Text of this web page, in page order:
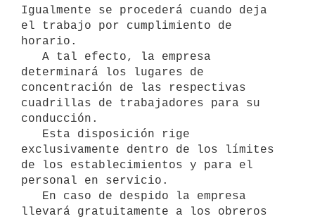
Igualmente se procederá cuando deja
el trabajo por cumplimiento de
horario.
determinará los lugares de
concentración de las respectivas
cuadrillas de trabajadores para su
conducción.
exclusivamente dentro de los límites
de los establecimientos y para el
personal en servicio.
llevará gratuitamente a los obreros